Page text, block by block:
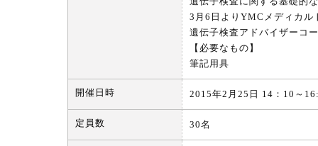
3月6日よりYMCメディカル
遺伝子検査アドバイザーコ
【必要なもの】
筆記用具
開催日時 2015年2月25日 14：10～
定員数 30名